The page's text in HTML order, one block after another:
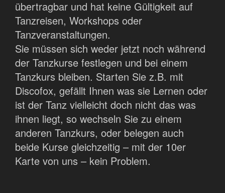
übertragbar und hat keine Gültigkeit auf
Tanzreisen, Workshops oder
Tanzveranstaltungen.
Sie müssen sich weder jetzt noch während
der Tanzkurse festlegen und bei einem
Tanzkurs bleiben. Starten Sie z.B. mit
Discofox, gefällt Ihnen was sie Lernen oder
ist der Tanz vielleicht doch nicht das was
ihnen liegt, so wechseln Sie zu einem
anderen Tanzkurs, oder belegen auch
beide Kurse gleichzeitig – mit der 10er
Karte von uns – kein Problem.